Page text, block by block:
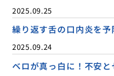
2025.09.25
繰り返す舌の口内炎を
2025.09.24
ベロが真っ白に！不安